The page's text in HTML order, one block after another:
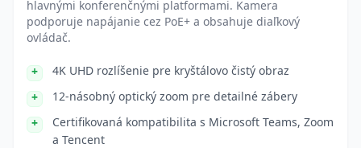
hlavnými konferenčnými platformami. Kamera
podporuje napájanie cez PoE+ a obsahuje diaľkový
ovládač.
4K UHD rozlíšenie pre kryštálovo čistý obraz
12-násobný optický zoom pre detailné zábery
Certifikovaná kompatibilita s Microsoft Teams, Zoom
a Tencent